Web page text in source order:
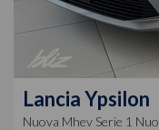
LanciaYpsilon
Nuova Mhev Serie 1